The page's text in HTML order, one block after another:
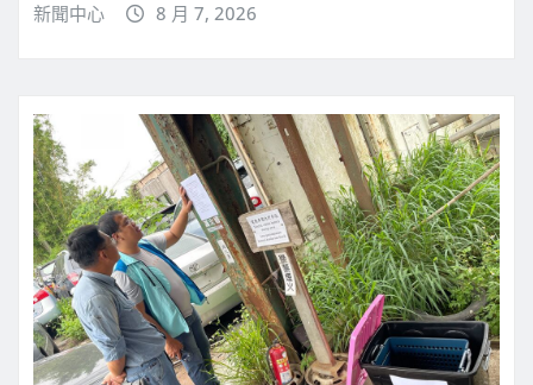
新聞中心 8 月 7, 2026